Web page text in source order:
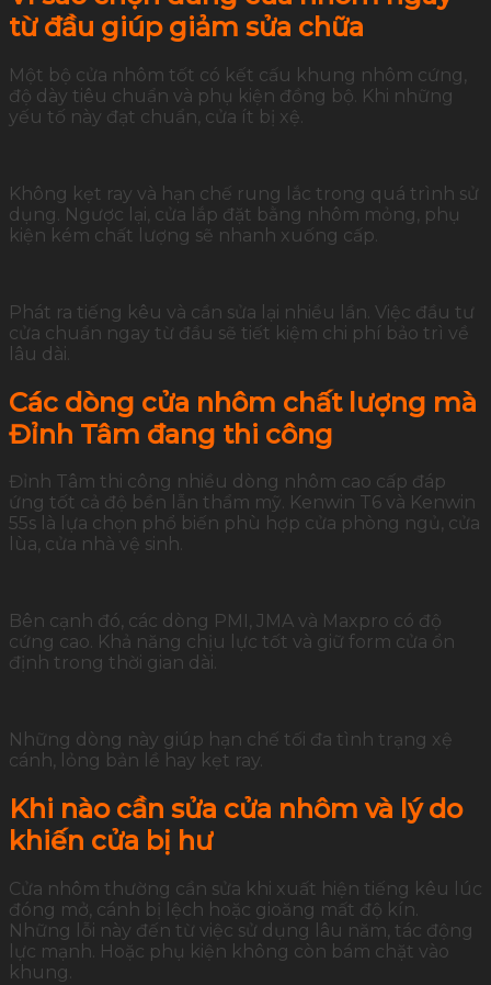
từ đầu giúp giảm sửa chữa
Một bộ cửa nhôm tốt có kết cấu khung nhôm cứng,
độ dày tiêu chuẩn và phụ kiện đồng bộ. Khi những
yếu tố này đạt chuẩn, cửa ít bị xệ.
Không kẹt ray và hạn chế rung lắc trong quá trình sử
dụng. Ngược lại, cửa lắp đặt bằng nhôm mỏng, phụ
kiện kém chất lượng sẽ nhanh xuống cấp.
Phát ra tiếng kêu và cần sửa lại nhiều lần. Việc đầu tư
cửa chuẩn ngay từ đầu sẽ tiết kiệm chi phí bảo trì về
lâu dài.
Các dòng cửa nhôm chất lượng mà
Đỉnh Tâm đang thi công
Đỉnh Tâm thi công nhiều dòng nhôm cao cấp đáp
ứng tốt cả độ bền lẫn thẩm mỹ. Kenwin T6 và Kenwin
55s là lựa chọn phổ biến phù hợp cửa phòng ngủ, cửa
lùa, cửa nhà vệ sinh.
Bên cạnh đó, các dòng PMI, JMA và Maxpro có độ
cứng cao. Khả năng chịu lực tốt và giữ form cửa ổn
định trong thời gian dài.
Những dòng này giúp hạn chế tối đa tình trạng xệ
cánh, lỏng bản lề hay kẹt ray.
Khi nào cần sửa cửa nhôm và lý do
khiến cửa bị hư
Cửa nhôm thường cần sửa khi xuất hiện tiếng kêu lúc
đóng mở, cánh bị lệch hoặc gioăng mất độ kín.
Những lỗi này đến từ việc sử dụng lâu năm, tác động
lực mạnh. Hoặc phụ kiện không còn bám chặt vào
khung.